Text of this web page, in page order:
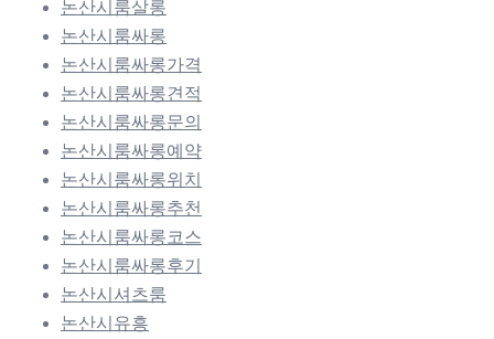
논산시룸살롱
논산시룸싸롱
논산시룸싸롱가격
논산시룸싸롱견적
논산시룸싸롱문의
논산시룸싸롱예약
논산시룸싸롱위치
논산시룸싸롱추천
논산시룸싸롱코스
논산시룸싸롱후기
논산시셔츠룸
논산시유흥